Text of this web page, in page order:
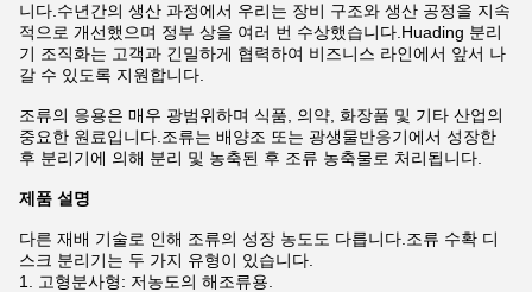
니다.수년간의 생산 과정에서 우리는 장비 구조와 생산 공정을 지속
적으로 개선했으며 정부 상을 여러 번 수상했습니다.Huading 분리
기 조직화는 고객과 긴밀하게 협력하여 비즈니스 라인에서 앞서 나
갈 수 있도록 지원합니다.
조류의 응용은 매우 광범위하며 식품, 의약, 화장품 및 기타 산업의
중요한 원료입니다.조류는 배양조 또는 광생물반응기에서 성장한
후 분리기에 의해 분리 및 농축된 후 조류 농축물로 처리됩니다.
제품 설명
다른 재배 기술로 인해 조류의 성장 농도도 다릅니다.조류 수확 디
스크 분리기는 두 가지 유형이 있습니다.
1. 고형분사형: 저농도의 해조류용.